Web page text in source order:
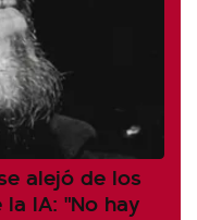
alejó de los
IA: "No hay